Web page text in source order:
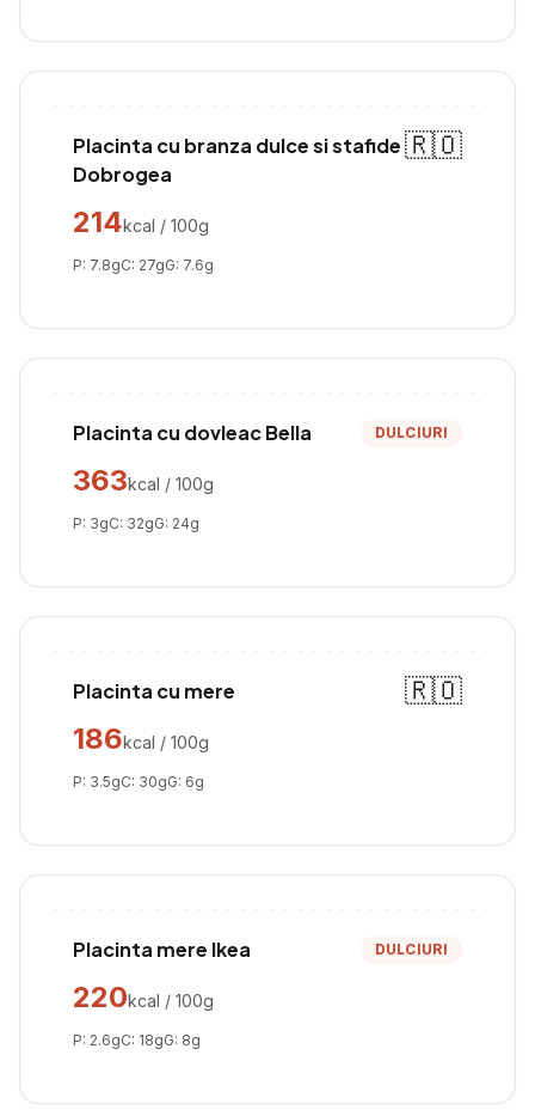
Placinta cu branza dulce si stafide
Dobrogea
🇷🇴
214kcal / 100g
P: 7.8gC: 27gG: 7.6g
Placinta cu dovleac Bella DULCIURI
363kcal / 100g
P: 3gC: 32gG: 24g
Placinta cu mere
🇷🇴
186kcal / 100g
P: 3.5gC: 30gG: 6g
Placinta mere Ikea DULCIURI
220kcal / 100g
P: 2.6gC: 18gG: 8g